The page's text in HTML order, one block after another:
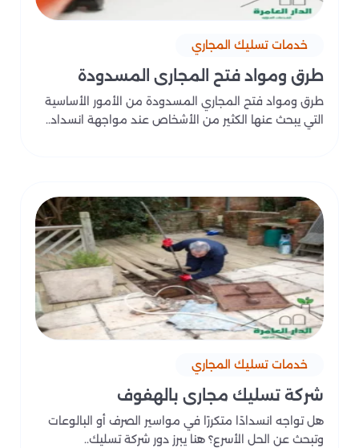
خدمات تسليك المجاري
طرق ومواد فتح المجاري المسدودة
طرق ومواد فتح المجاري المسدودة من الأمور الأساسية
التي يبحث عنها الكثير من الأشخاص عند مواجهة انسداد..
خدمات تسليك المجاري
شركة تسليك مجاري بالهفوف
هل تواجه انسدادًا متكررًا في مواسير الصرف أو البالوعات
وتبحث عن الحل الأسرع؟ هنا يبرز دور شركة تسليك..